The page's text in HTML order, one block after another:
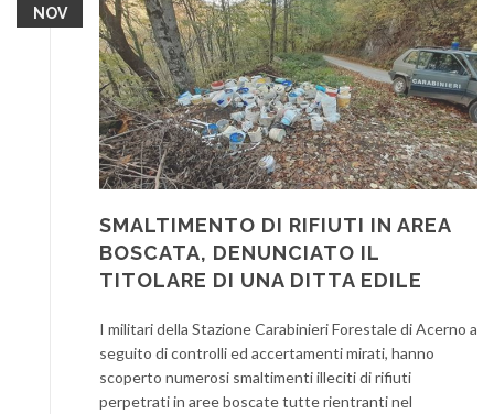
NOV
SMALTIMENTO DI RIFIUTI IN AREA
BOSCATA, DENUNCIATO IL
TITOLARE DI UNA DITTA EDILE
I militari della Stazione Carabinieri Forestale di Acerno a
seguito di controlli ed accertamenti mirati, hanno
scoperto numerosi smaltimenti illeciti di rifiuti
perpetrati in aree boscate tutte rientranti nel